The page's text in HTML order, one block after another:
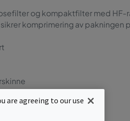
og kompaktfilter med HF-
komprimering av pakningen
EN 1.4301
are agreeing to our use